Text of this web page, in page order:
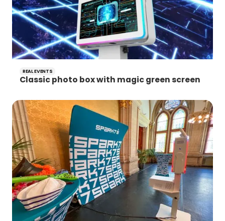
REAL EVENTS
Classic photo box with magic green screen